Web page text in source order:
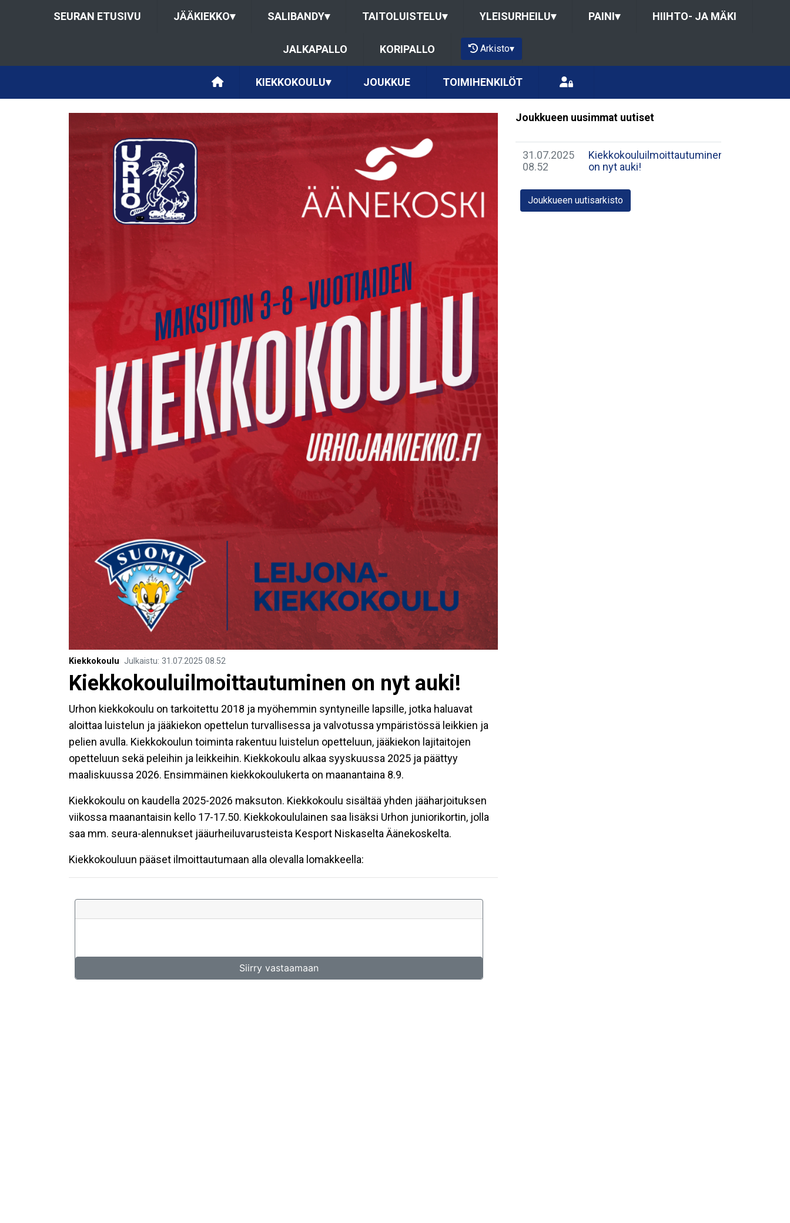
SEURAN ETUSIVU JÄÄKIEKKO▾ SALIBANDY▾ TAITOLUISTELU▾ YLEISURHEILU▾ PAINI▾ HIIHTO- JA MÄKI
JALKAPALLO KORIPALLO Arkisto▾
KIEKKOKOULU▾ JOUKKUE TOIMIHENKILÖT
Kiekkokoulu Julkaistu: 31.07.2025 08.52
Kiekkokouluilmoittautuminen on nyt auki!
Urhon kiekkokoulu on tarkoitettu 2018 ja myöhemmin syntyneille lapsille, jotka haluavat
aloittaa luistelun ja jääkiekon opettelun turvallisessa ja valvotussa ympäristössä leikkien ja
pelien avulla. Kiekkokoulun toiminta rakentuu luistelun opetteluun, jääkiekon lajitaitojen
opetteluun sekä peleihin ja leikkeihin. Kiekkokoulu alkaa syyskuussa 2025 ja päättyy
maaliskuussa 2026. Ensimmäinen kiekkokoulukerta on maanantaina 8.9.
Kiekkokoulu on kaudella 2025-2026 maksuton. Kiekkokoulu sisältää yhden jääharjoituksen
viikossa maanantaisin kello 17-17.50. Kiekkokoululainen saa lisäksi Urhon juniorikortin, jolla
saa mm. seura-alennukset jääurheiluvarusteista Kesport Niskaselta Äänekoskelta.
Kiekkokouluun pääset ilmoittautumaan alla olevalla lomakkeella:
Joukkueen uusimmat uutiset
31.07.2025
08.52
Kiekkokouluilmoittautuminen
on nyt auki!
Joukkueen uutisarkisto